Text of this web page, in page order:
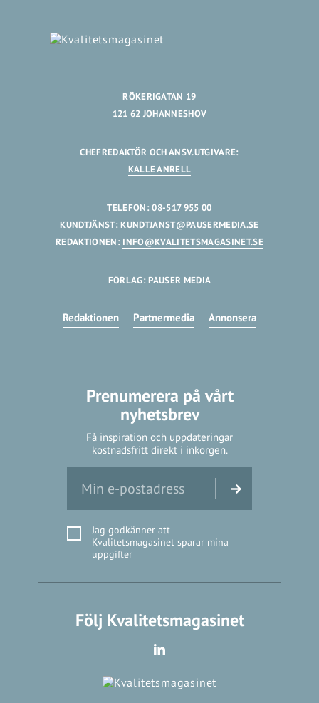
RÖKERIGATAN 19
121 62 JOHANNESHOV
CHEFREDAKTÖR OCH ANSV.UTGIVARE:
KALLE ANRELL
TELEFON: 08-517 955 00
KUNDTJÄNST:KUNDTJANST@PAUSERMEDIA.SE
REDAKTIONEN: INFO@KVALITETSMAGASINET.SE
FÖRLAG: PAUSER MEDIA
Redaktionen Partnermedia Annonsera
Prenumerera på vårt
nyhetsbrev
Få inspiration och uppdateringar
kostnadsfritt direkt i inkorgen.
Jag godkänner att
Kvalitetsmagasinet sparar mina
uppgifter
Följ Kvalitetsmagasinet